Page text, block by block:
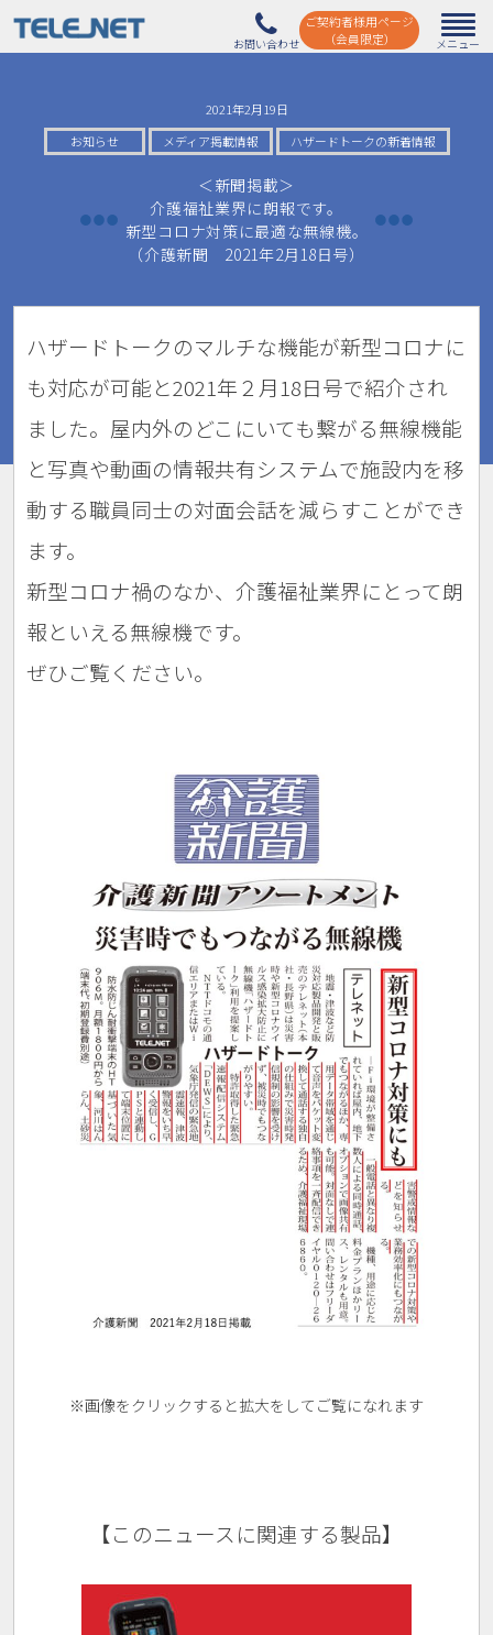
ご契約者様用ページ
（会員限定）
2021年2月19日
お知らせ
メディア掲載情報 ハザードトークの新着情報
＜新聞掲載＞
介護福祉業界に朗報です。
新型コロナ対策に最適な無線機。
（介護新聞 2021年2月18日号）
ハザードトークのマルチな機能が新型コロナに
も対応が可能と2021年２月18日号で紹介され
ました。 屋内外のどこにいても繋がる無線機能
と写真や動画の情報共有システムで施設内を移
動する職員同士の対面会話を減らすことができ
ます。
新型コロナ禍のなか、介護福祉業界にとって朗
報といえる無線機です。
ぜひご覧ください。
※画像をクリックすると拡大をしてご覧になれます
【このニュースに関連する製品】